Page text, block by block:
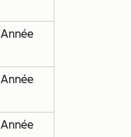
Année
Année
Année